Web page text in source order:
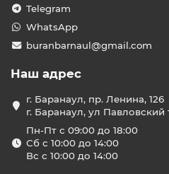
Telegram
WhatsApp
buranbarnaul@gmail.com
Наш адрес
г. Баранаул, пр. Ленина, 126
г. Баранаул, ул Павловский
Пн-Пт с 09:00 до 18:00
Сб с 10:00 до 14:00
Вс с 10:00 до 14:00